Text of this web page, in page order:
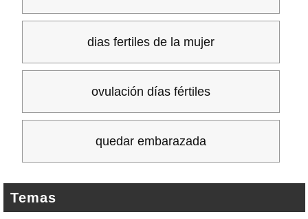
dias fertiles de la mujer
ovulación días fértiles
quedar embarazada
Temas